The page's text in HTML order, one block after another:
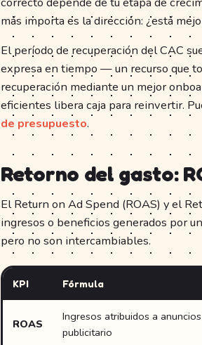
más importa es la dirección: ¿está
El período de recuperación del CAC
expresa en tiempo — un recurso que
recuperación mediante un mejor
eficientes libera caja para reinvertir.
de presupuesto.
Retorno del gasto:
El Return on Ad Spend (ROAS) y el
ingresos o beneficios generados por
pero no son intercambiables.
KPI Fórmula
ROAS
Ingresos atribuidos a
publicitario